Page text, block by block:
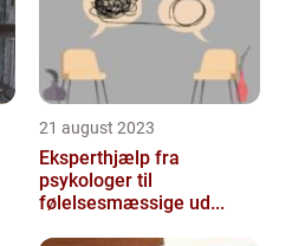
21 august 2023
Eksperthjælp fra
psykologer til
følelsesmæssige ud...